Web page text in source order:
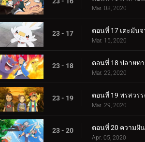
Mar. 08, 2020
23 - 17
Mar. 15, 2020
23 - 18
Mar. 22, 2020
23 - 19
Mar. 29, 2020
23 - 20
Apr. 05, 2020